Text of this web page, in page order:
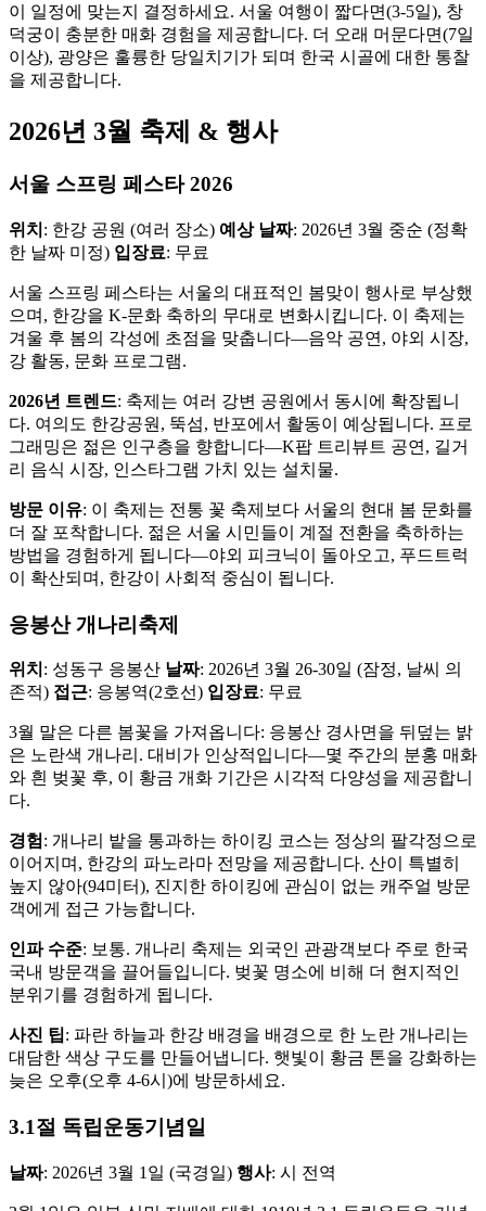
이 일정에 맞는지 결정하세요. 서울 여행이 짧다면(3-5일), 창
덕궁이 충분한 매화 경험을 제공합니다. 더 오래 머문다면(7일
이상), 광양은 훌륭한 당일치기가 되며 한국 시골에 대한 통찰
을 제공합니다.
2026년 3월 축제 & 행사
서울 스프링 페스타 2026
위치 : 한강 공원 (여러 장소) 예상 날짜: 2026년 3월 중순 (정확
한 날짜 미정) 입장료: 무료
서울 스프링 페스타는 서울의 대표적인 봄맞이 행사로 부상했
으며, 한강을 K-문화 축하의 무대로 변화시킵니다. 이 축제는
겨울 후 봄의 각성에 초점을 맞춥니다—음악 공연, 야외 시장,
강 활동, 문화 프로그램.
2026년 트렌드: 축제는 여러 강변 공원에서 동시에 확장됩니
다. 여의도 한강공원, 뚝섬, 반포에서 활동이 예상됩니다. 프로
그래밍은 젊은 인구층을 향합니다—K팝 트리뷰트 공연, 길거
리 음식 시장, 인스타그램 가치 있는 설치물.
방문 이유: 이 축제는 전통 꽃 축제보다 서울의 현대 봄 문화를
더 잘 포착합니다. 젊은 서울 시민들이 계절 전환을 축하하는
방법을 경험하게 됩니다—야외 피크닉이 돌아오고, 푸드트럭
이 확산되며, 한강이 사회적 중심이 됩니다.
응봉산 개나리축제
위치 : 성동구 응봉산 날짜: 2026년 3월 26-30일 (잠정, 날씨 의
존적) 접근: 응봉역(2호선) 입장료: 무료
3월 말은 다른 봄꽃을 가져옵니다: 응봉산 경사면을 뒤덮는 밝
은 노란색 개나리. 대비가 인상적입니다—몇 주간의 분홍 매화
와 흰 벚꽃 후, 이 황금 개화 기간은 시각적 다양성을 제공합니
다.
경험 : 개나리 밭을 통과하는 하이킹 코스는 정상의 팔각정으로
이어지며, 한강의 파노라마 전망을 제공합니다. 산이 특별히
높지 않아(94미터), 진지한 하이킹에 관심이 없는 캐주얼 방문
객에게 접근 가능합니다.
인파 수준: 보통. 개나리 축제는 외국인 관광객보다 주로 한국
국내 방문객을 끌어들입니다. 벚꽃 명소에 비해 더 현지적인
분위기를 경험하게 됩니다.
사진 팁: 파란 하늘과 한강 배경을 배경으로 한 노란 개나리는
대담한 색상 구도를 만들어냅니다. 햇빛이 황금 톤을 강화하는
늦은 오후(오후 4-6시)에 방문하세요.
3.1절 독립운동기념일
날짜: 2026년 3월 1일 (국경일) 행사: 시 전역